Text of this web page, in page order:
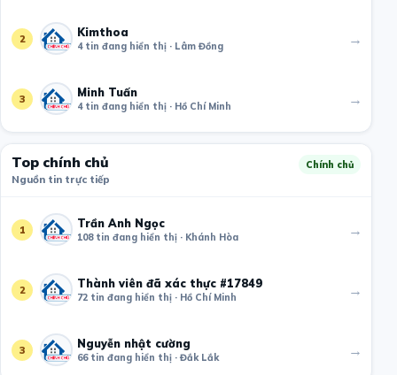
2 Kimthoa
4 tin đang hiển thị · Lâm Đồng →
3 Minh Tuấn
4 tin đang hiển thị · Hồ Chí Minh →
Top chính chủ
Nguồn tin trực tiếp
Chính chủ
1 Trần Anh Ngọc
108 tin đang hiển thị · Khánh Hòa →
2 Thành viên đã xác thực #17849
72 tin đang hiển thị · Hồ Chí Minh →
3 Nguyễn nhật cường
66 tin đang hiển thị · Đắk Lắk →